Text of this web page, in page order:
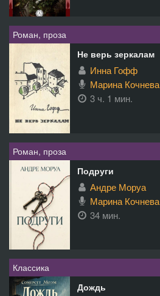
Роман, проза
Не верь зеркалам
Инна Гофф
Марина Кочнева
3 ч. 1 мин.
Роман, проза
Подруги
Андре Моруа
Марина Кочнева
34 мин.
Классика
Дождь